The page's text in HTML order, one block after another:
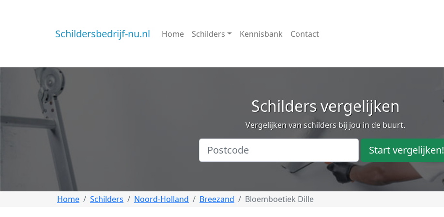
Schildersbedrijf-nu.nl Home Schilders Kennisbank Contact
Schilders vergelijken
Vergelijken van schilders bij jou in de buurt.
Start vergelijken!
Home Schilders Noord-Holland Breezand Bloemboetiek Dille